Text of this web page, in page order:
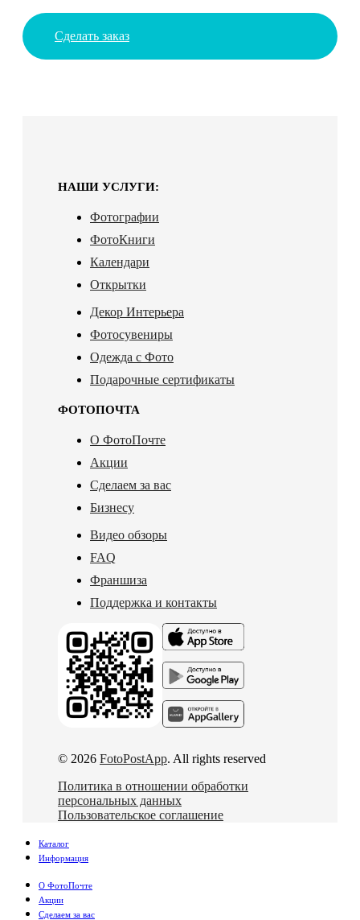
Сделать заказ
НАШИ УСЛУГИ:
Фотографии
ФотоКниги
Календари
Открытки
Декор Интерьера
Фотосувениры
Одежда с Фото
Подарочные сертификаты
ФОТОПОЧТА
О ФотоПочте
Акции
Сделаем за вас
Бизнесу
Видео обзоры
FAQ
Франшиза
Поддержка и контакты
© 2026 FotoPostApp. All rights reserved
Политика в отношении обработки
персональных данных
Пользовательское соглашение
Каталог
Информация
О ФотоПочте
Акции
Сделаем за вас